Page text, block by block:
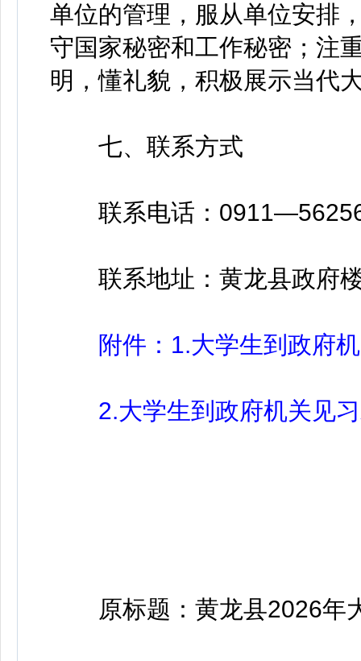
单位的管理，服从单位安排
守国家秘密和工作秘密；注
明，懂礼貌，积极展示当代
七、联系方式
联系电话：
联系地址：黄龙县政府
附件：1.大学生到政府机
2.大学生到政府机关见习
原标题：黄龙县2026年